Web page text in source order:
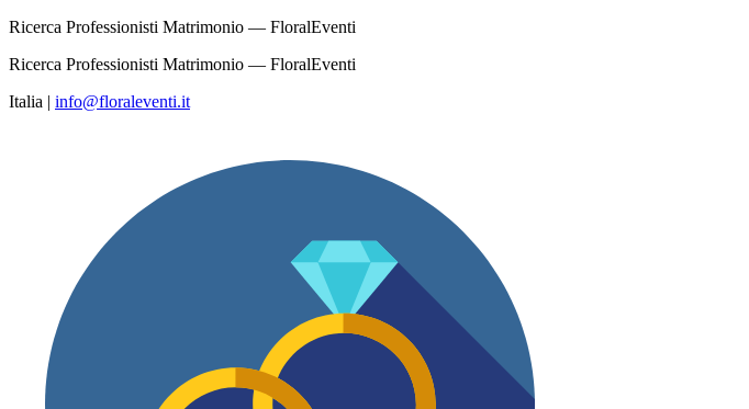
Ricerca Professionisti Matrimonio — FloralEventi
Ricerca Professionisti Matrimonio — FloralEventi
Italia | info@floraleventi.it